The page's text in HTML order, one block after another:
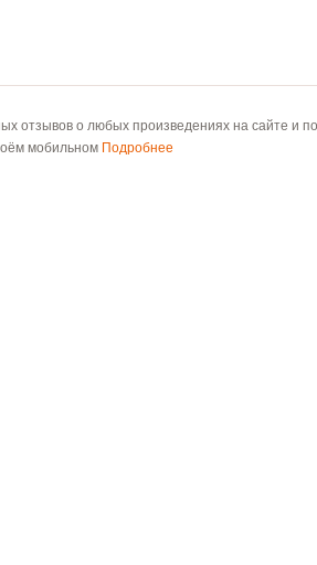
отзывов о любых произведениях на сайте и
мобильном Подробнее